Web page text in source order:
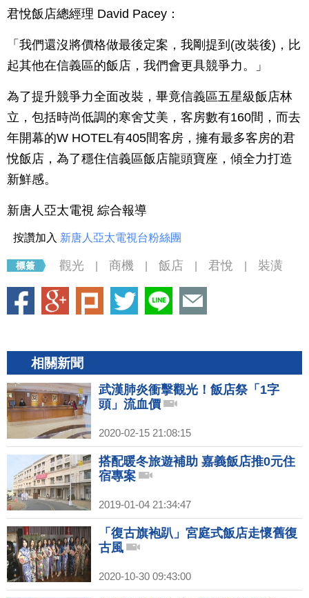
君悅飯店總經理 David Pacey：
「我們還沒將價格做最後定案，我剛提到(改裝後)，比
起其他在信義區的飯店，我們會更具競爭力。」
為了提升競爭力全面改裝，畢竟信義區五星級飯店林
立，包括時尚低調的寒舍艾美，客房數有160間，而去
年開幕的W HOTEL有405間客房，擁有最多客房的君
悅飯店，為了穩住信義區飯店龍頭寶座，傾全力打造
新鮮感。
新唐人亞太電視 綜合報導
按讚加入 新唐人亞太電視台粉絲團
觀光 商機 飯店 君悅 裝潢
相關新聞
武漢肺炎衝擊觀光！飯店祭「1字
頭」流血價
2020-02-15 21:08:15
搭配暖冬旅遊補助 嘉義飯店推0元住
宿專案
2019-01-04 21:34:47
「復古旗袍趴」宮庭式飯店走懷舊復
古風
2020-10-30 09:43:00